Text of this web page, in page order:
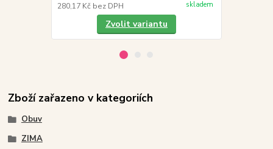
280,17 Kč bez DPH skladem
Zvolit variantu
Zboží zařazeno v kategoriích
Obuv
ZIMA